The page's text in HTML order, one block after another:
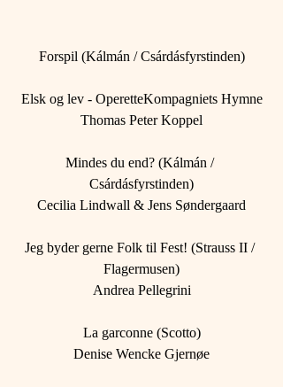
Forspil (Kálmán / Csárdásfyrstinden)
Elsk og lev - OperetteKompagniets Hymne
Thomas Peter Koppel
Mindes du end? (Kálmán /
Csárdásfyrstinden)
Cecilia Lindwall & Jens Søndergaard
Jeg byder gerne Folk til Fest! (Strauss II /
Flagermusen)
Andrea Pellegrini
La garconne (Scotto)
Denise Wencke Gjernøe